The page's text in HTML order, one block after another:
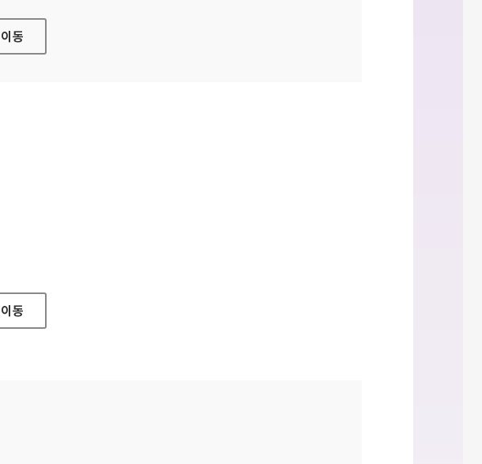
이동
이동